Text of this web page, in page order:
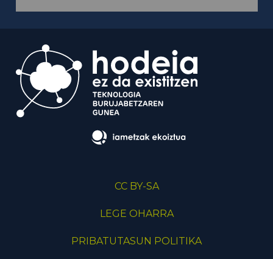
CC BY-SA
LEGE OHARRA
PRIBATUTASUN POLITIKA